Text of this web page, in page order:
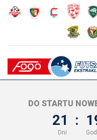
DO STARTU
21 :
Dni